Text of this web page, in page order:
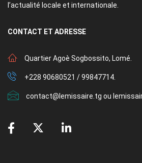
l’actualité locale et internationale.
CONTACT ET ADRESSE
Quartier Agoè Sogbossito, Lomé.
+228 90680521 / 99847714.
contact@lemissaire.tg ou